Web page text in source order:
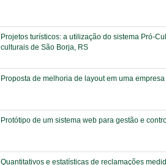
Projetos turísticos: a utilização do sistema Pró-
culturais de São Borja, RS
Proposta de melhoria de layout em uma
Protótipo de um sistema web para gestão e
Quantitativos e estatísticas de reclamações